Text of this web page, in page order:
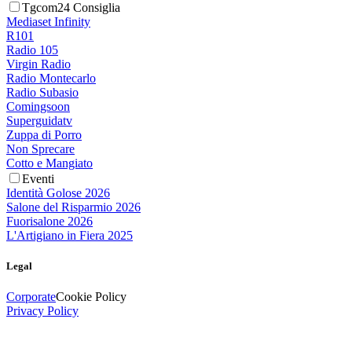
Tgcom24 Consiglia
Mediaset Infinity
R101
Radio 105
Virgin Radio
Radio Montecarlo
Radio Subasio
Comingsoon
Superguidatv
Zuppa di Porro
Non Sprecare
Cotto e Mangiato
Eventi
Identità Golose 2026
Salone del Risparmio 2026
Fuorisalone 2026
L'Artigiano in Fiera 2025
Legal
CorporateCookie Policy
Privacy Policy